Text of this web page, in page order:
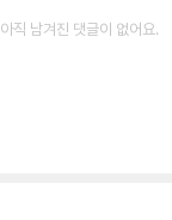
아직 남겨진 댓글이 없어요.